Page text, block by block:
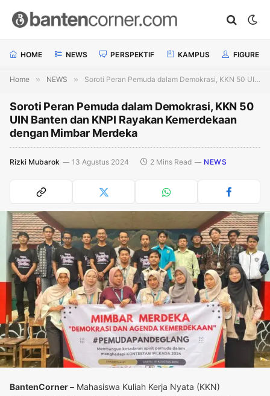
HOME NEWS PERSPEKTIF KAMPUS FIGURE
Home » NEWS » Soroti Peran Pemuda dalam Demokrasi, KKN 50 UIN Banten dan KNPI Rayakan Kemerdekaan dengan Mimbar Merdeka
Soroti Peran Pemuda dalam Demokrasi, KKN 50
UIN Banten dan KNPI Rayakan Kemerdekaan
dengan Mimbar Merdeka
Rizki Mubarok 13 Agustus 2024 2 Mins Read NEWS
BantenCorner – Mahasiswa Kuliah Kerja Nyata (KKN)